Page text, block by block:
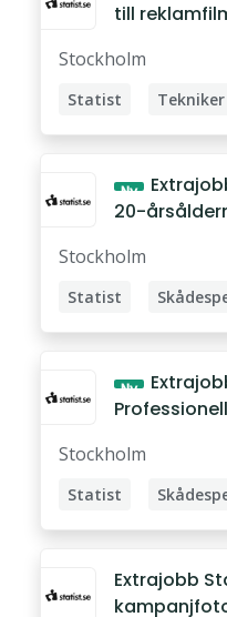
till
Stockholm
Statist
Tekniker
Ingenjör
Projektledare
Ny
20-
Stockholm
Statist
Ny
Stockholm
Statist
Extrajobb